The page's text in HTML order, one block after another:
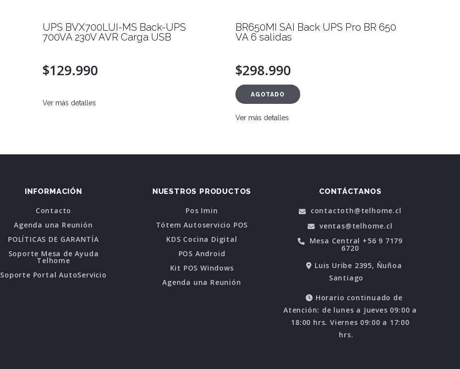
UPS BVX700LUI-MS Back-UPS
700VA 230V AVR Carga USB
$129.990
Ver más detalles
BR650MI SAI Back UPS Pro BR 650
VA 6 salidas
$298.990
AGOTADO
Ver más detalles
INFORMACIÓN
Contacto
Agenda una Reunión
POLÍTICAS DE GARANTÍA
Soporte Mesa de Ayuda
Telhome
Soporte Portal AutoServicio
NUESTROS PRODUCTOS
Pos Imin
Tótem Autoservicio POS
KDS Cocina Digital
POS Android
Kit POS Windows
Agenda una Reunión
CONTÁCTANOS
contactoth@telhome.cl
ventas@telhome.cl
Mesa Central +56 9 7179
6720
Luis Uribe 2395, Ñuñoa
Santiago
Horario continuado de
Atención: de lunes a Jueves 09:00 a
18:00 hrs. Viernes 09:00 a 17:00
hrs.